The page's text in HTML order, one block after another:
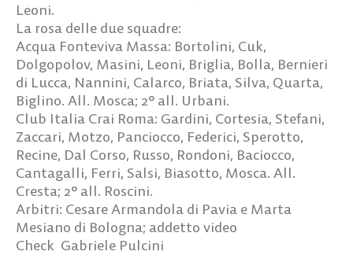
Leoni.
La rosa delle due squadre:
Acqua Fonteviva Massa: Bortolini, Cuk,
Dolgopolov, Masini, Leoni, Briglia, Bolla, Bernieri
di Lucca, Nannini, Calarco, Briata, Silva, Quarta,
Biglino. All. Mosca; 2° all. Urbani.
Club Italia Crai Roma: Gardini, Cortesia, Stefani,
Zaccari, Motzo, Panciocco, Federici, Sperotto,
Recine, Dal Corso, Russo, Rondoni, Baciocco,
Cantagalli, Ferri, Salsi, Biasotto, Mosca. All.
Cresta; 2° all. Roscini.
Arbitri: Cesare Armandola di Pavia e Marta
Mesiano di Bologna; addetto video
Check Gabriele Pulcini